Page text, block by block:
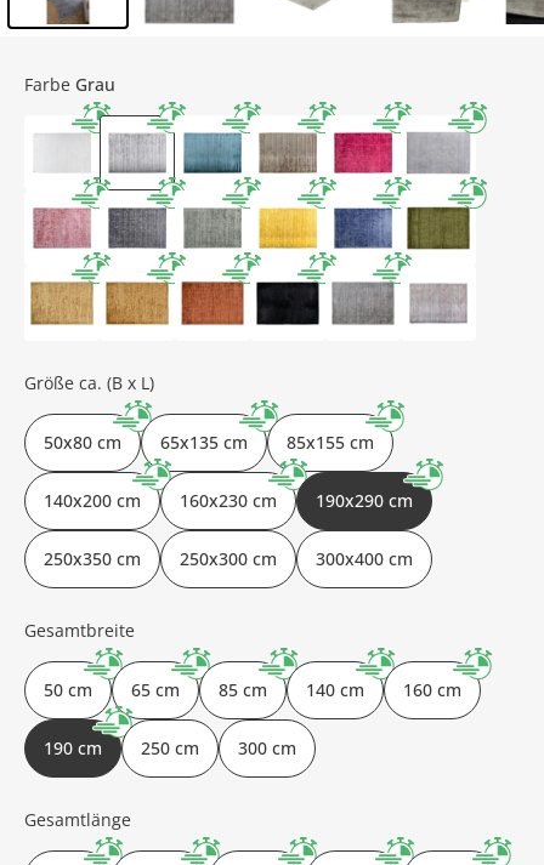
Farbe Grau
Größe ca. (B x L)
50x80 cm 65x135 cm 85x155 cm
140x200 cm 160x230 cm 190x290 cm
250x350 cm 250x300 cm 300x400 cm
Gesamtbreite
50 cm 65 cm 85 cm 140 cm 160 cm
190 cm 250 cm 300 cm
Gesamtlänge